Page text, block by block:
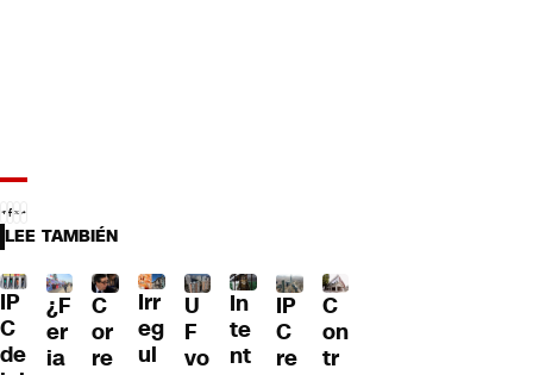
LEE TAMBIÉN
IP
C
de
¿F
er
ia
C
or
re
Irr
eg
ul
U
F
vo
In
te
nt
IP
C
re
C
on
tr